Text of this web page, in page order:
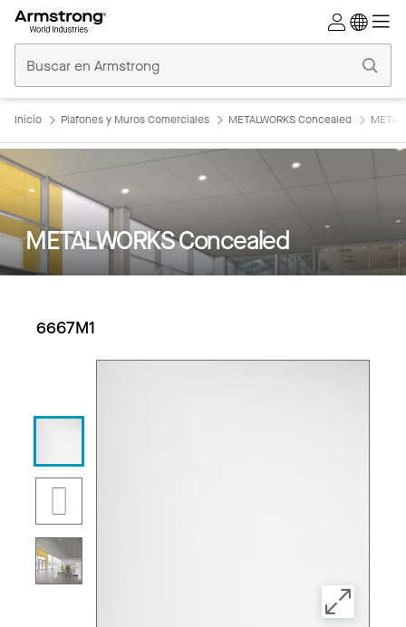
Comerciales
Inicio
Inicio Plafones y Muros Comerciales METALWORKS Concealed
METALWORKS Concealed
6667M1